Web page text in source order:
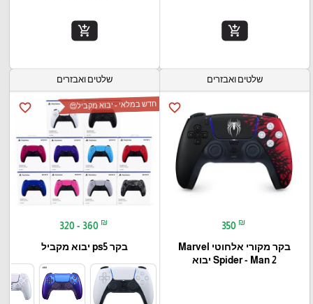
add_shopping_cart
add_shopping_cart
שלטים ואבזרים
favorite_border
350 ₪
בקר מקורי אלחוטי Marvel
Spider - Man 2 יבוא
שלטים ואבזרים
favorite_border חדש במלאי - יבוא מקביל😍
320 - 360 ₪
בקר ps5 יבוא מקביל